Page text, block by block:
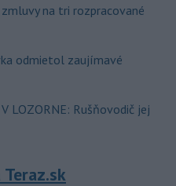
na tri rozpracované
odmietol zaujímavé
LOZORNE: Rušňovodič jej